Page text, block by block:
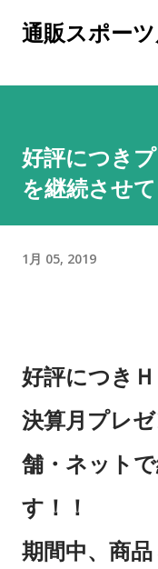
スキップ
通販スポー
好評につき
を継続させ
1月 05, 2019
好評につき
決算月プレ
舗・ネット
す！！
期間中、商